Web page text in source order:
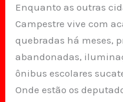
Enquanto as outras
Campestre vive com
quebradas há meses,
abandonadas,
ônibus escolares
Onde estão os